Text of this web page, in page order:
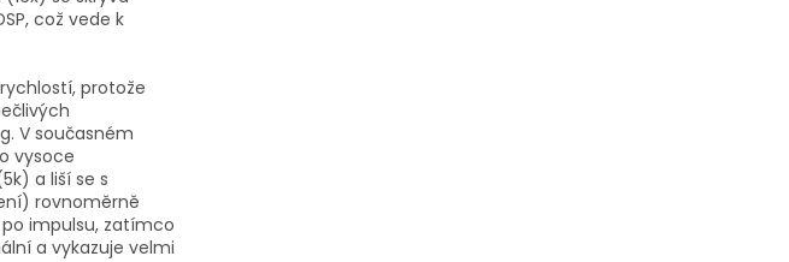
což vede k
protože
V současném
vysoce
a liší se s
rovnoměrně
impulsu, zatímco
a vykazuje velmi